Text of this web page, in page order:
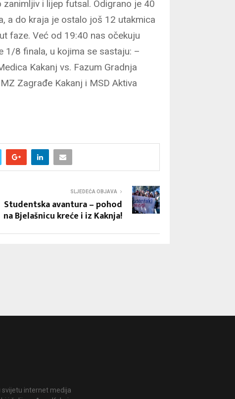
zanimljiv i lijep futsal. Odigrano je 40
a do kraja je ostalo još 12 utakmica
faze. Već od 19:40 nas očekuju
1/8 finala, u kojima se sastaju: –
Kakanj vs. Fazum Gradnja
Zagrađe Kakanj i MSD Aktiva
SLJEDEĆA OBJAVA
Studentska avantura – pohod
na Bjelašnicu kreće i iz Kaknja!
svijetu internet medija